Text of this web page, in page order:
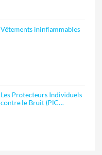
Vêtements ininflammables
Les Protecteurs Individuels
contre le Bruit (PIC…